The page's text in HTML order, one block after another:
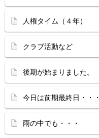
人権タイム（４年）
クラブ活動など
後期が始まりました。
今日は前期最終日・・・
雨の中でも・・・